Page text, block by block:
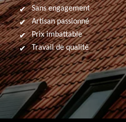
Sans engagement
Artisan passionné
Prix imbattable
Travail de qualité